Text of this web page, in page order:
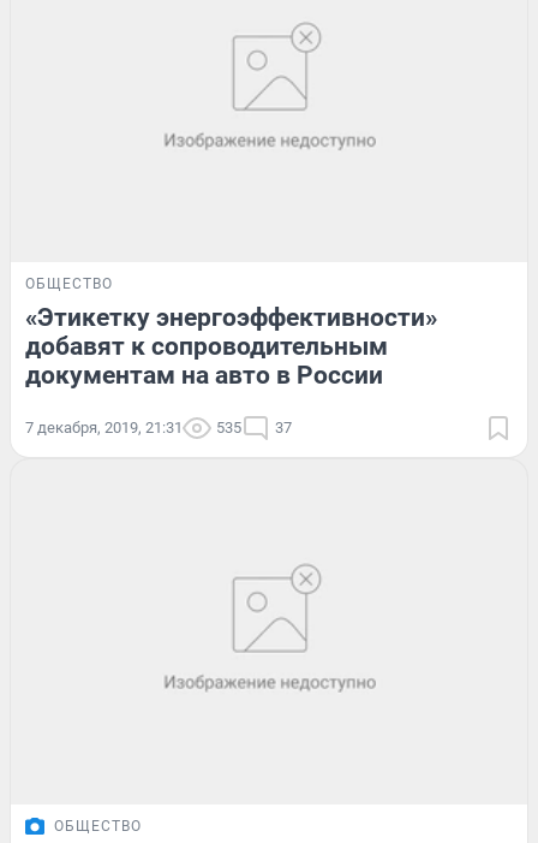
ОБЩЕСТВО
«Этикетку энергоэффективности»
добавят к сопроводительным
документам на авто в России
7 декабря, 2019, 21:31 535 37
ОБЩЕСТВО